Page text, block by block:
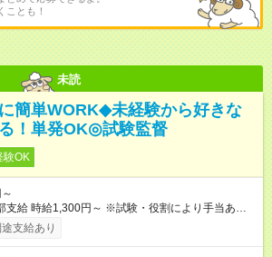
ことも！
未読
簡単WORK◆未経験から好きな
！単発OK◎試験監督
験OK
により手当あり ※
り昇給あり 【即給（前払い）オプションあり！】
合、勤務から1週間ほどで給与の一部を受け取れま
支給あり